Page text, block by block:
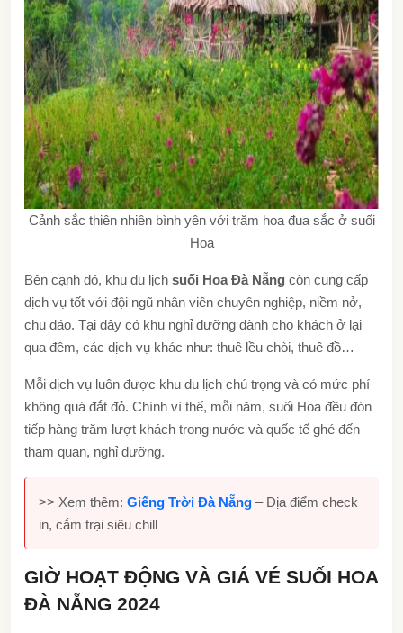
Cảnh sắc thiên nhiên bình yên với trăm hoa đua sắc ở suối
Hoa
Bên cạnh đó, khu du lịch suối Hoa Đà Nẵng còn cung cấp
dịch vụ tốt với đội ngũ nhân viên chuyên nghiệp, niềm nở,
chu đáo. Tại đây có khu nghỉ dưỡng dành cho khách ở lại
qua đêm, các dịch vụ khác như: thuê lều chòi, thuê đồ…
Mỗi dịch vụ luôn được khu du lịch chú trọng và có mức phí
không quá đắt đỏ. Chính vì thế, mỗi năm, suối Hoa đều đón
tiếp hàng trăm lượt khách trong nước và quốc tế ghé đến
tham quan, nghỉ dưỡng.
>> Xem thêm: Giếng Trời Đà Nẵng – Địa điểm check
in, cắm trại siêu chill
GIỜ HOẠT ĐỘNG VÀ GIÁ VÉ SUỐI HOA
ĐÀ NẴNG 2024